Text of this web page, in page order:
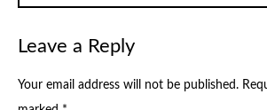
Leave a Reply
Your email address will not be published.